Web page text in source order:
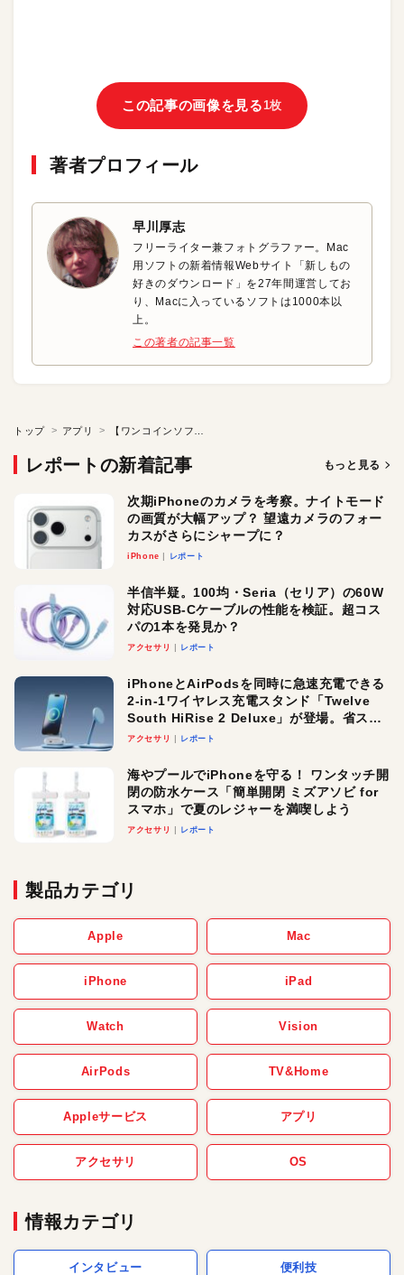
この記事の画像を見る 1枚
著者プロフィール
早川厚志
フリーライター兼フォトグラファー。Mac
用ソフトの新着情報Webサイト「新しもの
好きのダウンロード」を27年間運営してお
り、Macに入っているソフトは1000本以
上。
この著者の記事一覧
トップ アプリ
レポートの新着記事 もっと見る
次期iPhoneのカメラを考察。ナイトモード
の画質が大幅アップ？ 望遠カメラのフォー
カスがさらにシャープに？
iPhone レポート
半信半疑。100均・Seria（セリア）の60W
対応USB-Cケーブルの性能を検証。超コス
パの1本を発見か？
アクセサリ レポート
iPhoneとAirPodsを同時に急速充電できる
2-in-1ワイヤレス充電スタンド「Twelve
South HiRise 2 Deluxe」が登場。省スペ
ースでおしゃれに充電したい人にオスス
アクセサリ レポート
海やプールでiPhoneを守る！ ワンタッチ開
閉の防水ケース「簡単開閉 ミズアソビ for
スマホ」で夏のレジャーを満喫しよう
アクセサリ レポート
製品カテゴリ
Apple Mac
iPhone iPad
Watch Vision
AirPods TV&Home
Appleサービス アプリ
アクセサリ OS
情報カテゴリ
インタビュー 便利技